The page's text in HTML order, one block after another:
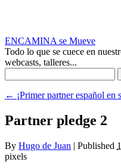
ENCAMINA se Mueve
Todo lo que se cuece en
webcasts, talleres...
← ¡Primer partner español
Partner pledge 2
By Hugo de Juan | Published
pixels